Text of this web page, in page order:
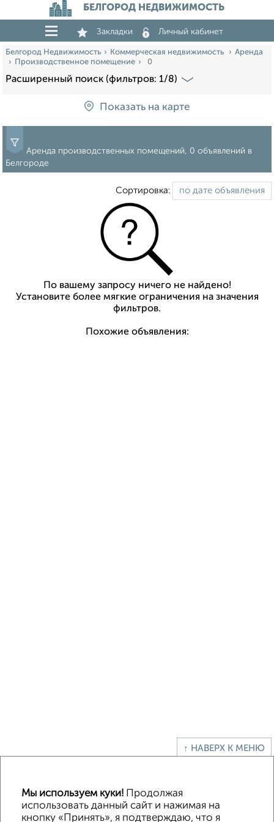
БЕЛГОРОД НЕДВИЖИМОСТЬ
Закладки Личный кабинет
Белгород Недвижимость Коммерческая недвижимость
Аренда
Производственное помещение
0
Расширенный поиск (фильтров: 1/8)
Показать на карте
Аренда производственных помещений, 0 объявлений в
Белгороде
Сортировка:
По вашему запросу ничего не найдено!
Установите более мягкие ограничения на значения
фильтров.
Похожие объявления:
↑ НАВЕРХ К МЕНЮ
Помещение свободного назначения
Складское помещение
Производственное помещение
Мы используем куки! Продолжая
использовать данный сайт и нажимая на
кнопку «Принять», я подтверждаю, что я